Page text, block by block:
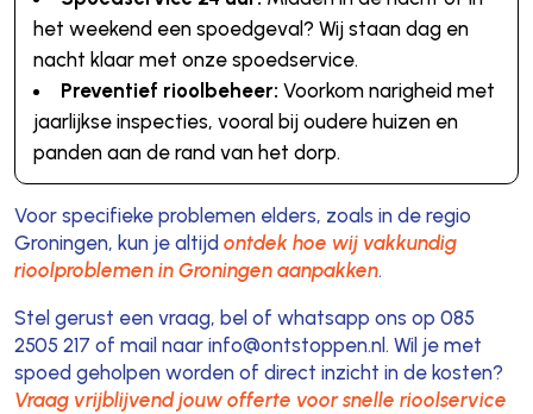
het weekend een spoedgeval? Wij staan dag en
nacht klaar met onze spoedservice.
Preventief rioolbeheer: Voorkom narigheid met
jaarlijkse inspecties, vooral bij oudere huizen en
panden aan de rand van het dorp.
Voor specifieke problemen elders, zoals in de regio
Groningen, kun je altijd ontdek hoe wij vakkundig
rioolproblemen in Groningen aanpakken.
Stel gerust een vraag, bel of whatsapp ons op 085
2505 217 of mail naar info@ontstoppen.nl. Wil je met
spoed geholpen worden of direct inzicht in de kosten?
Vraag vrijblijvend jouw offerte voor snelle rioolservice